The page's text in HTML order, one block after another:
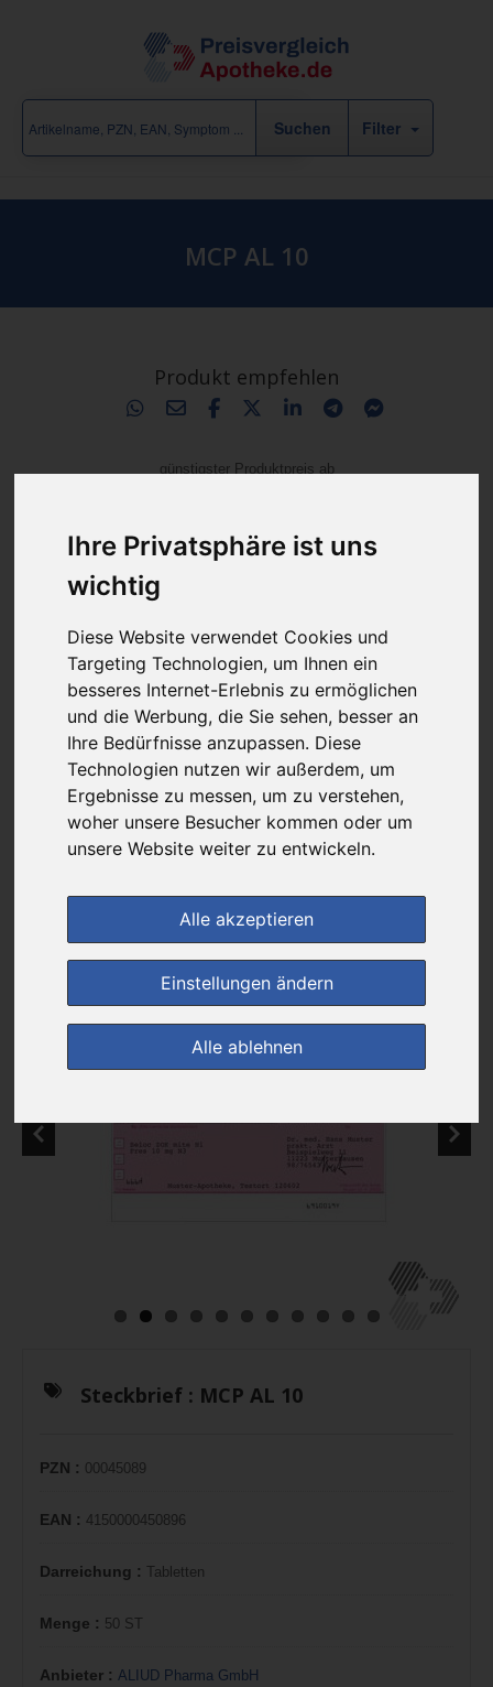
Ihre Privatsphäre ist uns
wichtig
Diese Website verwendet Cookies und
Targeting Technologien, um Ihnen ein
besseres Internet-Erlebnis zu ermöglichen
und die Werbung, die Sie sehen, besser an
Ihre Bedürfnisse anzupassen. Diese
Technologien nutzen wir außerdem, um
Ergebnisse zu messen, um zu verstehen,
woher unsere Besucher kommen oder um
unsere Website weiter zu entwickeln.
Alle akzeptieren
Einstellungen ändern
Alle ablehnen
Filter
MCP AL 10
Produkt empfehlen
günstigster Produktpreis ab
13,42 €
Rathaus Apotheke
versandkostenfrei
& inkl. MwSt.
Preis pro 1 ST / 0,27 €
Daten vom 28.10.2025 09:18 Uhr
im Shop bestellen
zur Einkaufsliste
Steckbrief : MCP AL 10
PZN : 00045089
EAN : 4150000450896
Darreichung : Tabletten
Menge : 50 ST
Anbieter : ALIUD Pharma GmbH